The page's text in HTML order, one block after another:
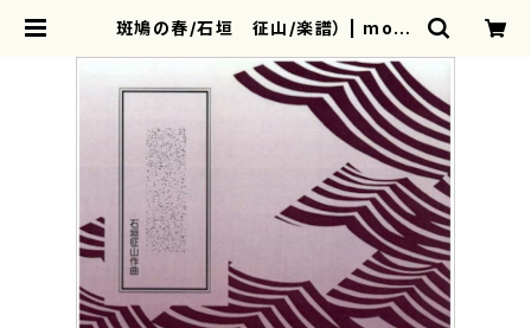
斑鳩の春/石垣 征山/楽譜） | moth